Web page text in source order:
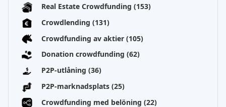
Real Estate Crowdfunding (153)
Crowdlending (131)
Crowdfunding av aktier (105)
Donation crowdfunding (62)
P2P-utlåning (36)
P2P-marknadsplats (25)
Crowdfunding med belöning (22)